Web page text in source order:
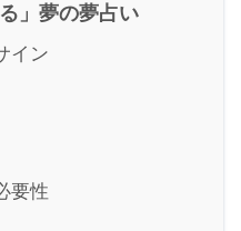
」夢の夢占い
イン
要性